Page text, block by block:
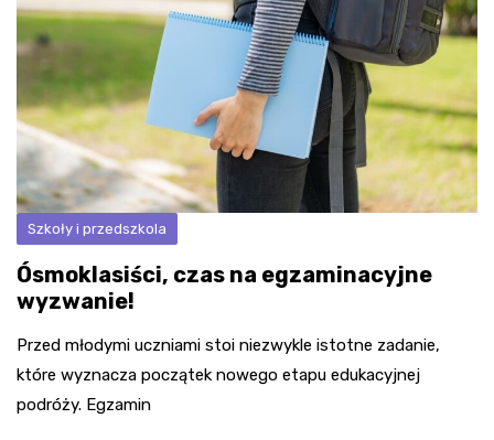
Szkoły i przedszkola
Ósmoklasiści, czas na egzaminacyjne
wyzwanie!
Przed młodymi uczniami stoi niezwykle istotne zadanie,
które wyznacza początek nowego etapu edukacyjnej
podróży. Egzamin